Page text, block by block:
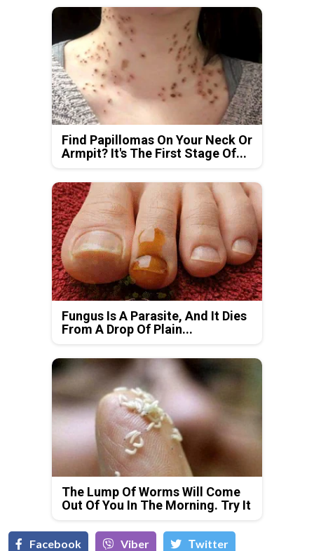
Find Papillomas On Your Neck Or
Armpit? It's The First Stage Of...
Fungus Is A Parasite, And It Dies
From A Drop Of Plain...
The Lump Of Worms Will Come
Out Of You In The Morning. Try It
Facebook Viber Тwitter